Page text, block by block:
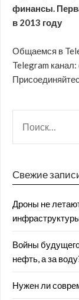
финансы.
в 2013 году
Общаемся в
Telegram канал:
Свежие
Дроны не
Войны
нефть, а за
Нужен ли